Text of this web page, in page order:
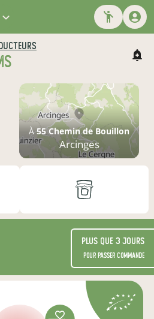
À55 Chemin de Bouillon
Arcinges
Plus que 3 jours
pour passer commande